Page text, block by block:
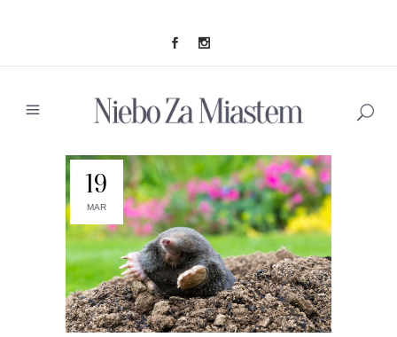
19
MAR